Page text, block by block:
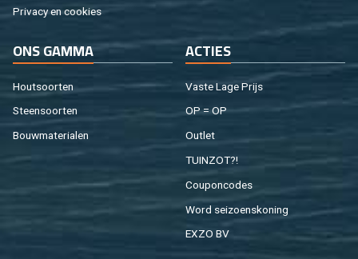
Pri­va­cy en coo­kies
ONS GAMMA
Hout­soor­ten
Steen­soor­ten
Bouw­ma­te­ri­a­len
AC­TIES
Vaste Lage Prijs
OP = OP
Out­let
TUIN­ZOT?!
Cou­pon­co­des
Word sei­zoens­ko­ning
EXZO BV